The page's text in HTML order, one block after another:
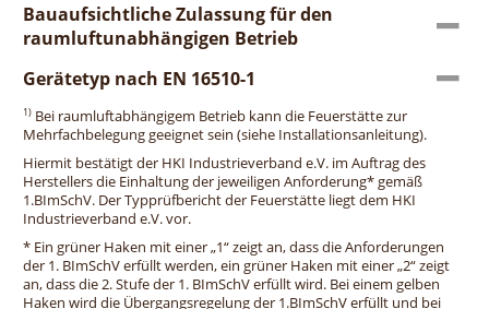
Bauaufsichtliche Zulassung für den
raumluftunabhängigen Betrieb
Gerätetyp nach EN 16510-1
1) Bei raumluftabhängigem Betrieb kann die Feuerstätte zur
Mehrfachbelegung geeignet sein (siehe Installationsanleitung).
Hiermit bestätigt der HKI Industrieverband e.V. im Auftrag des
Herstellers die Einhaltung der jeweiligen Anforderung* gemäß
1.BImSchV. Der Typprüfbericht der Feuerstätte liegt dem HKI
Industrieverband e.V. vor.
* Ein grüner Haken mit einer „1“ zeigt an, dass die Anforderungen
der 1. BImSchV erfüllt werden, ein grüner Haken mit einer „2“ zeigt
an, dass die 2. Stufe der 1. BImSchV erfüllt wird. Bei einem gelben
Haken wird die Übergangsregelung der 1.BImSchV erfüllt und bei